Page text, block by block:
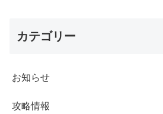
カテゴリー
お知らせ
攻略情報